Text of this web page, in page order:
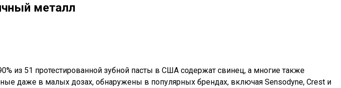
металл
из 51 протестированной зубной пасты в США содержат свинец, а многие также
даже в малых дозах, обнаружены в популярных брендах, включая Sensodyne, Crest и